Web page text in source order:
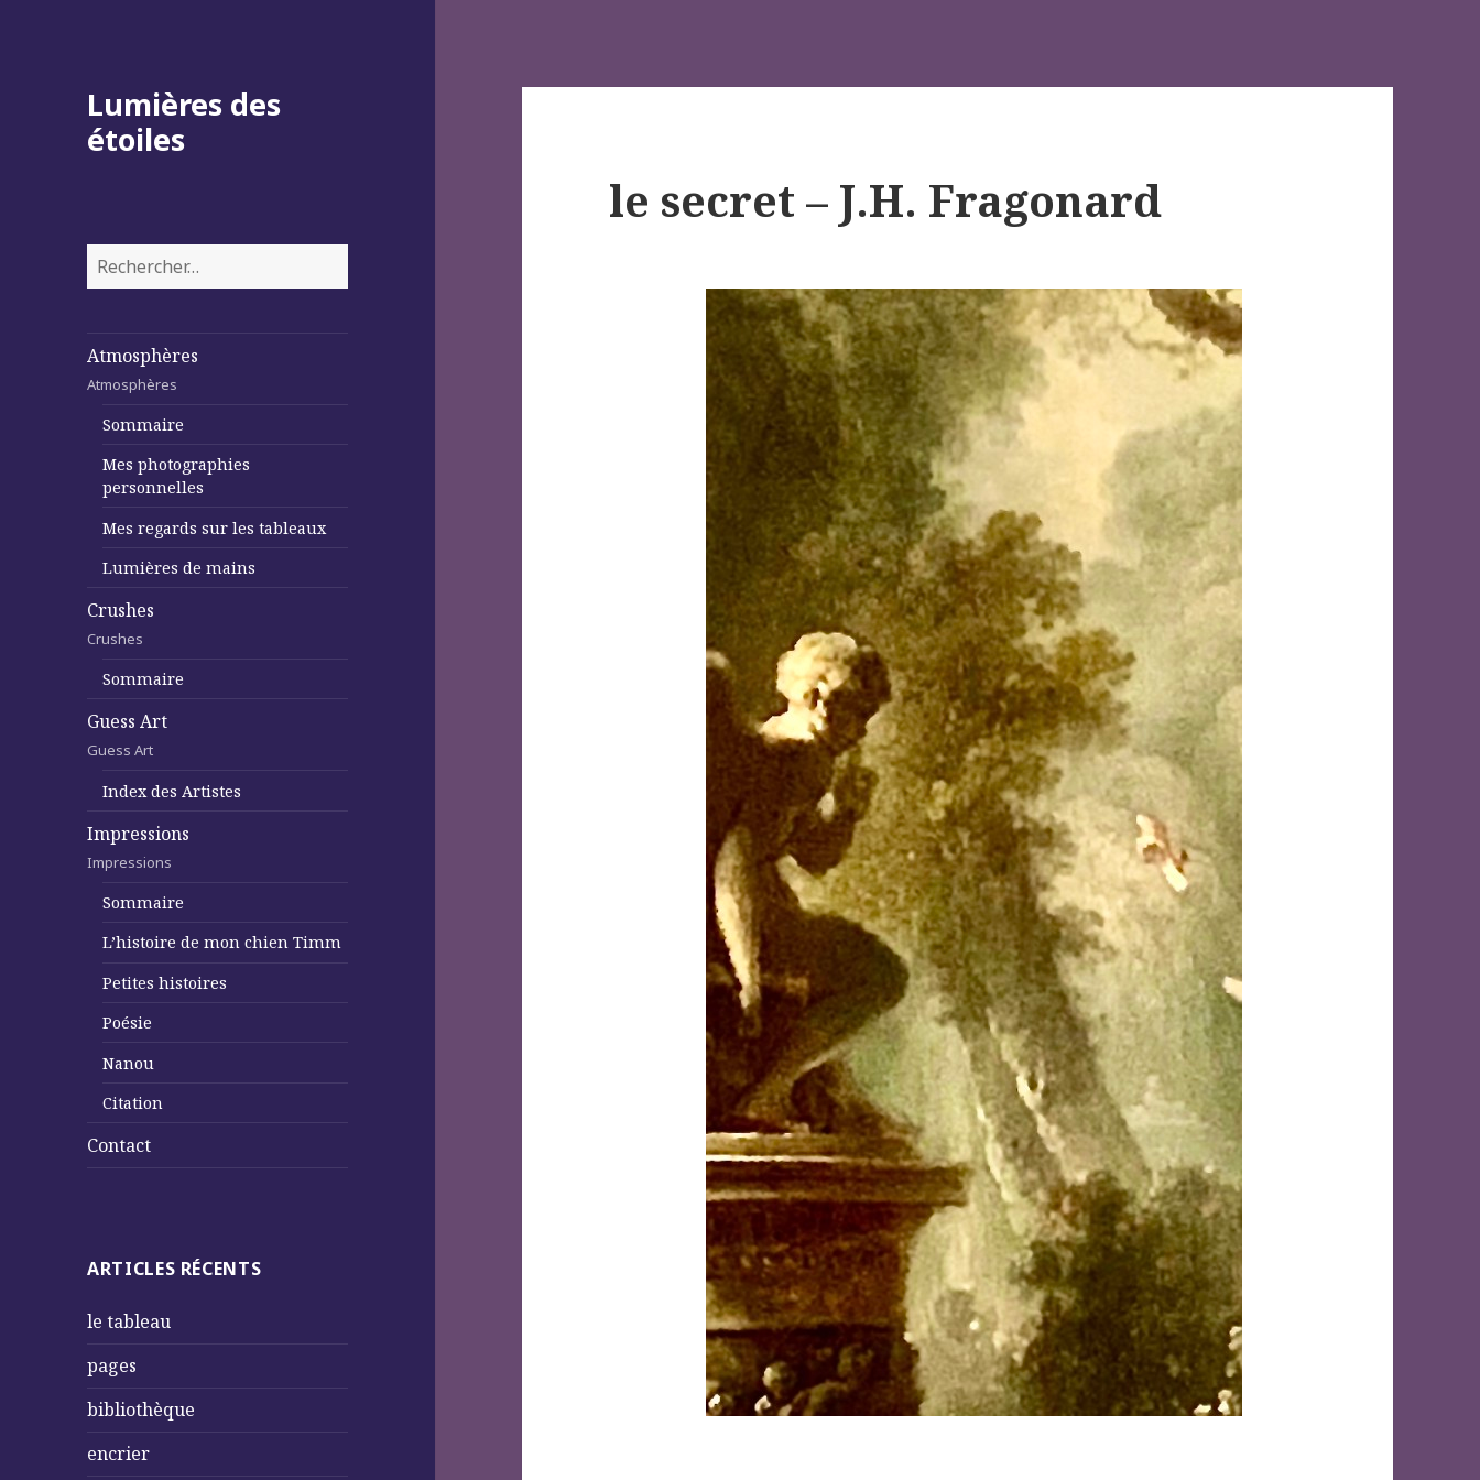
Lumières des
étoiles
Rechercher :
Atmosphères
Atmosphères
Sommaire
Mes photographies
personnelles
Mes regards sur les tableaux
Lumières de mains
Crushes
Crushes
Sommaire
Guess Art
Guess Art
Index des Artistes
Impressions
Impressions
Sommaire
L’histoire de mon chien Timm
Petites histoires
Poésie
Nanou
Citation
Contact
ARTICLES RÉCENTS
le tableau
pages
bibliothèque
encrier
le secret – J.H. Fragonard